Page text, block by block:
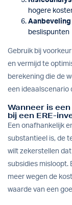
hogere
Aanbeveling
beslispunten
Gebruik bij
en vermijd te
berekening die de
een ideaalscenario
Wanneer is
bij een ERE-
Een onafhankelijk
substantieel is, de
wilt zekerstellen
subsidies misloopt.
meer wegen de
waarde van een